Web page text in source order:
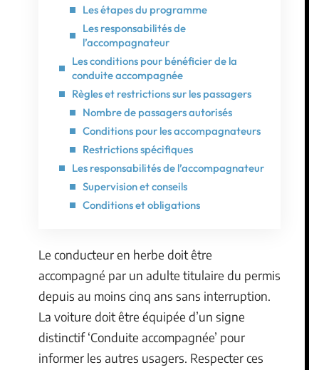
Les étapes du programme
Les responsabilités de
l’accompagnateur
Les conditions pour bénéficier de la
conduite accompagnée
Règles et restrictions sur les passagers
Nombre de passagers autorisés
Conditions pour les accompagnateurs
Restrictions spécifiques
Les responsabilités de l’accompagnateur
Supervision et conseils
Conditions et obligations
Le conducteur en herbe doit être
accompagné par un adulte titulaire du permis
depuis au moins cinq ans sans interruption.
La voiture doit être équipée d’un signe
distinctif ‘Conduite accompagnée’ pour
informer les autres usagers. Respecter ces